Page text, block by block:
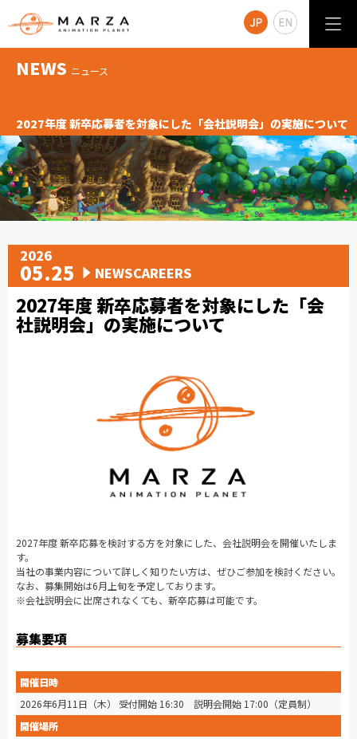
NEWS ニュース
2027年度 新卒応募者を対象にした「会社説明会」の実施について
2026
05.25 NEWSCAREERS
2027年度 新卒応募者を対象にした「会
社説明会」の実施について
2027年度 新卒応募を検討する方を対象にした、会社説明会を開催いたしま
す。
当社の事業内容について詳しく知りたい方は、ぜひご参加を検討ください。
なお、募集開始は6月上旬を予定しております。
※会社説明会に出席されなくても、新卒応募は可能です。
募集要項
開催日時
2026年6月11日（木） 受付開始 16:30 説明会開始 17:00（定員制）
開催場所